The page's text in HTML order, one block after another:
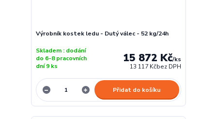
Výrobník kostek ledu - Dutý válec - 52 kg/24h
15 872 Kč/ks
13 117 Kčbez DPH
Skladem : dodání
do 6-8 pracovních
dní 9 ks
Přidat do košíku